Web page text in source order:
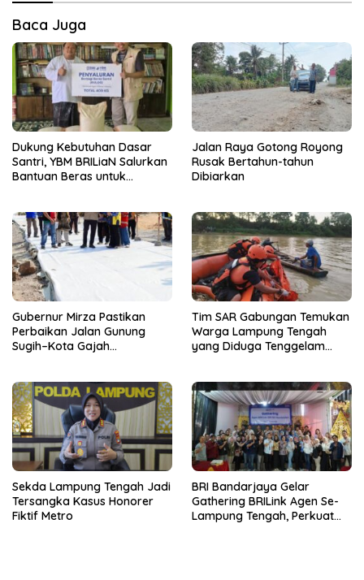
Baca Juga
Dukung Kebutuhan Dasar
Santri, YBM BRILiaN Salurkan
Bantuan Beras untuk
Jalan Raya Gotong Royong
Rusak Bertahun-tahun
Dibiarkan
Gubernur Mirza Pastikan
Perbaikan Jalan Gunung
Sugih–Kota Gajah
Tim SAR Gabungan Temukan
Warga Lampung Tengah
yang Diduga Tenggelam
Sekda Lampung Tengah Jadi
Tersangka Kasus Honorer
Fiktif Metro
BRI Bandarjaya Gelar
Gathering BRILink Agen Se-
Lampung Tengah, Perkuat